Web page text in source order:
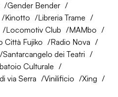
Gender Bender
Kinotto
Libreria Trame
Locomotiv Club
MAMbo
Città Fujiko
Radio Nova
Santarcangelo dei Teatri
Culturale
via Serra Vinilificio
Xing